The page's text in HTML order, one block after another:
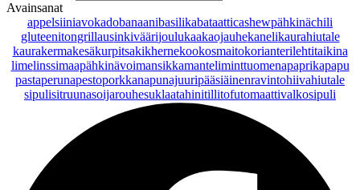
Avainsanat
appelsiiniavokadobanaanibasilikabataatticashewpähkinächili
gluteenitongrillausinkiväärijoulukaakaojauhekanelikaurahiutale
kaurakermakesäkurpitsakikhernekookosmaitokorianterilehtitaikina
limelinssimaapähkinävoimansikkamanteliminttuomenapaprikapapu
pastaperunapestoporkkanapunajuuripääsiäinenravintohiivahiutale
sipulisitruunasoijarouhesuklaatahinitillitofutomaattivalkosipuli